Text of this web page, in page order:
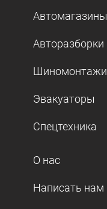
Автомагазины
Авторазборки
Шиномонтажи
Эвакуаторы
Спецтехника
О нас
Написать нам